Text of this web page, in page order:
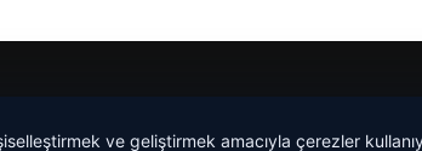
ve geliştirmek amacıyla çerezler